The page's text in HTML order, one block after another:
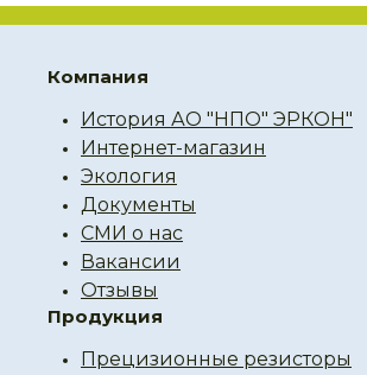
Компания
История АО "НПО" ЭРКОН"
Интернет-магазин
Экология
Документы
СМИ о нас
Вакансии
Отзывы
Продукция
Прецизионные резисторы